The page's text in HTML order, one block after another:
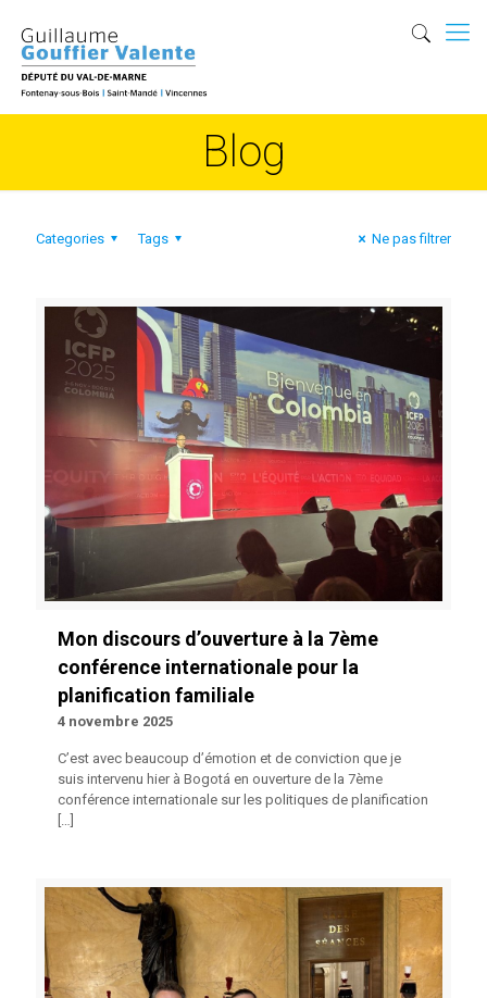
Blog
Categories Tags Ne pas filtrer
Mon discours d’ouverture à la 7ème
conférence internationale pour la
planification familiale
4 novembre 2025
C’est avec beaucoup d’émotion et de conviction que je
suis intervenu hier à Bogotá en ouverture de la 7ème
conférence internationale sur les politiques de planification